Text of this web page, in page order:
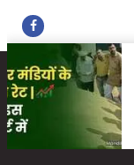
Copyright © 2023 Mandi
About Us
Fact